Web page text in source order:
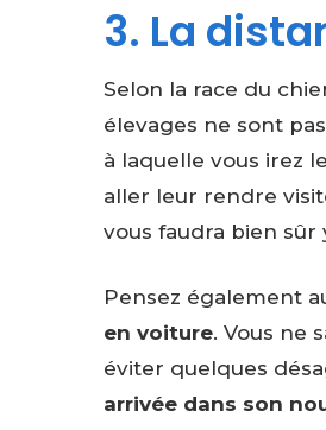
3. La
Selon la race du
élevages ne sont
à laquelle vous irez
aller leur rendre
vous faudra bien
Pensez également
en voiture. Vous ne
éviter quelques
arrivée dans son